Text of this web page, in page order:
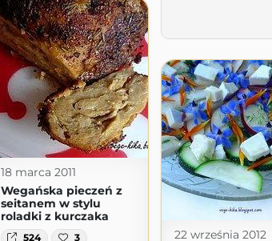
18 marca 2011
Wegańska pieczeń z
seitanem w stylu
roladki z kurczaka
524 3
22 września 2012